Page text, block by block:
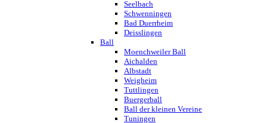
Seelbach
Schwenningen
Bad Duerrheim
Deisslingen
Ball
Moenchweiler Ball
Aichalden
Albstadt
Weigheim
Tuttlingen
Buergerball
Ball der kleinen Vereine
Tuningen